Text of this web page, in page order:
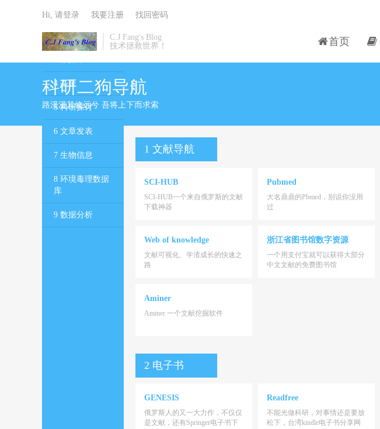
C.J Fang's Blog
技术拯救世界！
首页
Hi, 请登录 我要注册 找回密码
科研二狗导航
路漫漫其修远兮 吾将上下而求索
1 文献导航
2 电子书
4 基金
5 科研探讨
6 文章发表
7 生物信息
8 环境毒理数据
库
9 数据分析
1 文献导航
SCI-HUB
SCI-HUB一个来自俄罗斯的文献
下载神器
Pubmed
大名鼎鼎的Pbmed，别说你没用
过
Web of knowledge
文献可视化、学渣成长的快速之
路
浙江省图书馆数字资源
一个用支付宝就可以获得大部分
中文文献的免费图书馆
Aminer
Aminer 一个文献挖掘软件
2 电子书
GENESIS
俄罗斯人的又一大力作，不仅仅
是文献，还有Springer电子书下
Readfree
不能光做科研，对事情还是要放
松下，台湾kindle电子书分享网